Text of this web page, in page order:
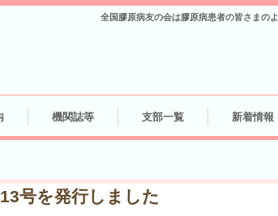
全国膠原病友の会は膠原病患者の皆さまの
機関誌等 支部一覧 新着情報
号を発行しました